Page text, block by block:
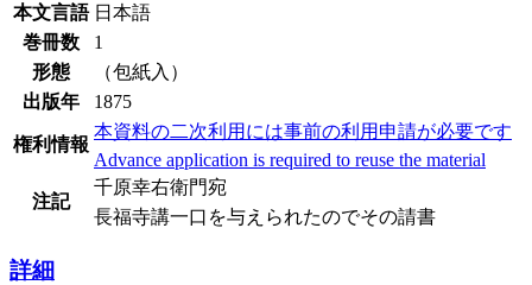
本文言語 日本語
巻冊数
1
形態
（包紙入）
出版年
1875
権利情報
本資料の二次利用には事前の利用申請が必要です
Advance application is required to reuse the material
注記
千原幸右衛門宛
長福寺講一口を与えられたのでその請書
詳細